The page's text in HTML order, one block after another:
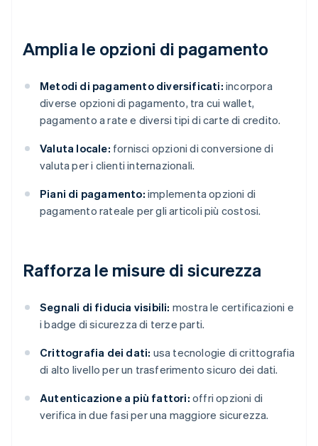
Amplia le opzioni di pagamento
Metodi di pagamento diversificati: incorpora
diverse opzioni di pagamento, tra cui wallet,
pagamento a rate e diversi tipi di carte di credito.
Valuta locale: fornisci opzioni di conversione di
valuta per i clienti internazionali.
Piani di pagamento: implementa opzioni di
pagamento rateale per gli articoli più costosi.
Rafforza le misure di sicurezza
Segnali di fiducia visibili: mostra le certificazioni e
i badge di sicurezza di terze parti.
Crittografia dei dati: usa tecnologie di crittografia
di alto livello per un trasferimento sicuro dei dati.
Autenticazione a più fattori: offri opzioni di
verifica in due fasi per una maggiore sicurezza.